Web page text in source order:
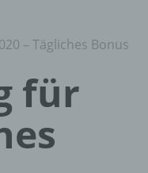
– Tägliches Bonus
für